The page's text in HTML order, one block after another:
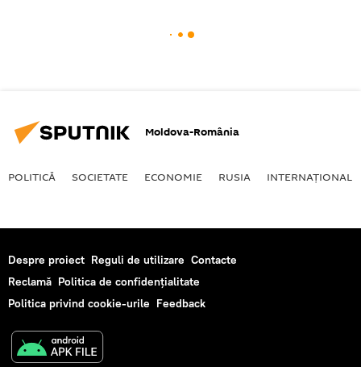
Moldova-România
POLITICĂ SOCIETATE ECONOMIE RUSIA INTERNAŢIONAL
Despre proiect Reguli de utilizare Contacte
Reclamă Politica de confidențialitate
Politica privind cookie-urile Feedback